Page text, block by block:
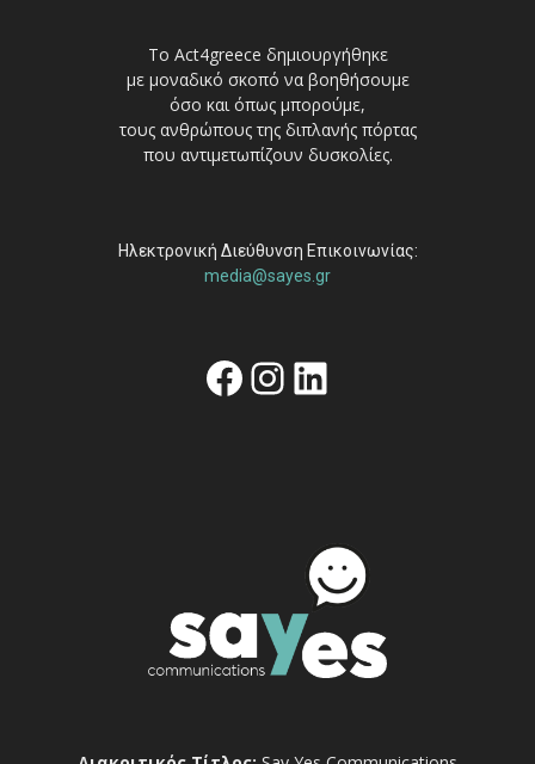
Το Act4greece δημιουργήθηκε
με μοναδικό σκοπό να βοηθήσουμε
όσο και όπως μπορούμε,
τους ανθρώπους της διπλανής πόρτας
που αντιμετωπίζουν δυσκολίες.
Ηλεκτρονική Διεύθυνση Επικοινωνίας:
media@sayes.gr
Facebook
Instagram
Linkedin